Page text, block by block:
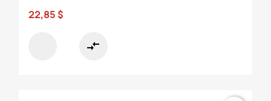
22,85 $
compare_arrows